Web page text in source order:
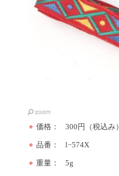
価格： 300円（税込み）
品番： l−574X
重量： 5g